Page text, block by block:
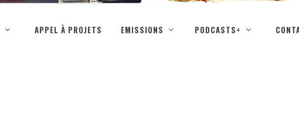
APPEL À PROJETS EMISSIONS PODCASTS+